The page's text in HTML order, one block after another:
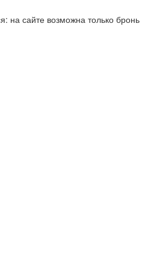
на сайте возможна только бронь